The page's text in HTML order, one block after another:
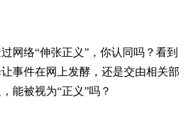
网络“伸张正义”，你认同吗？看到
事件在网上发酵，还是交由相关部
能被视为“正义”吗？